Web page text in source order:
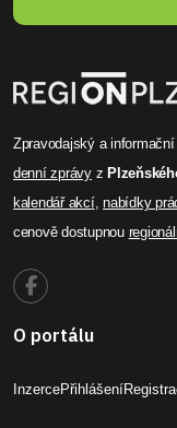
Zpravodajský a
denní zprávyz
kalendář akcí,nabídky
cenově dostupnou
O portálu
InzercePřihlášení